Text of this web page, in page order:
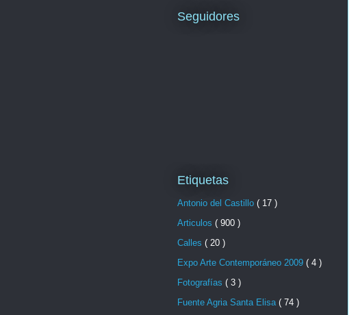
Seguidores
Etiquetas
Antonio del Castillo ( 17 )
Articulos ( 900 )
Calles ( 20 )
Expo Arte Contemporáneo 2009 ( 4 )
Fotografías ( 3 )
Fuente Agria Santa Elisa ( 74 )